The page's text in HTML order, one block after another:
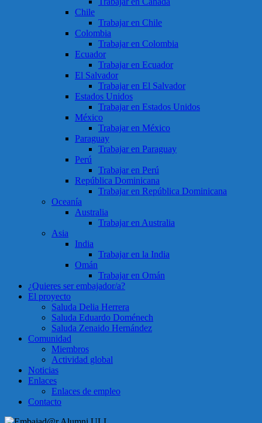
Chile
Trabajar en Chile
Colombia
Trabajar en Colombia
Ecuador
Trabajar en Ecuador
El Salvador
Trabajar en El Salvador
Estados Unidos
Trabajar en Estados Unidos
México
Trabajar en México
Paraguay
Trabajar en Paraguay
Perú
Trabajar en Perú
República Dominicana
Trabajar en República Dominicana
Oceanía
Australia
Trabajar en Australia
Asia
India
Trabajar en la India
Omán
Trabajar en Omán
¿Quieres ser embajador/a?
El proyecto
Saluda Delia Herrera
Saluda Eduardo Doménech
Saluda Zenaido Hernández
Comunidad
Miembros
Actividad global
Noticias
Enlaces
Enlaces de empleo
Contacto